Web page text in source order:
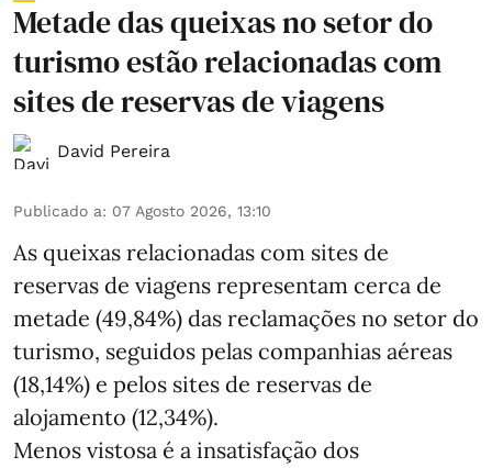
Metade das queixas no setor do
turismo estão relacionadas com
sites de reservas de viagens
David Pereira
Publicado a: 07 Agosto 2026, 13:10
As queixas relacionadas com sites de
reservas de viagens representam cerca de
metade (49,84%) das reclamações no setor do
turismo, seguidos pelas companhias aéreas
(18,14%) e pelos sites de reservas de
alojamento (12,34%).
Menos vistosa é a insatisfação dos